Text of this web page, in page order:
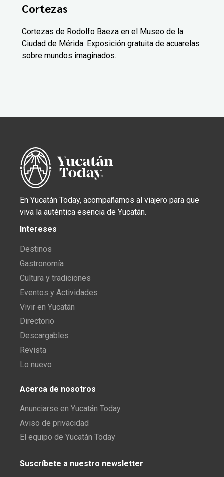
Cortezas
Cortezas de Rodolfo Baeza en el Museo de la
Ciudad de Mérida. Exposición gratuita de acuarelas
sobre mundos imaginados.
En Yucatán Today, acompañamos al viajero para que
viva la auténtica esencia de Yucatán.
Intereses
Destinos
Gastronomía
Cultura y tradiciones
Eventos y Actividades
Vivir en Yucatán
Directorio
Descargables
Revista
Lo nuevo
Acerca de nosotros
Anunciarse en Yucatán Today
Aviso de privacidad
El equipo de Yucatán Today
Suscríbete a nuestro newsletter